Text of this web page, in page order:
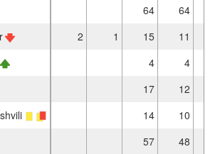
64
64
2 1 15
11
4
4
17
12
14
10
57
48